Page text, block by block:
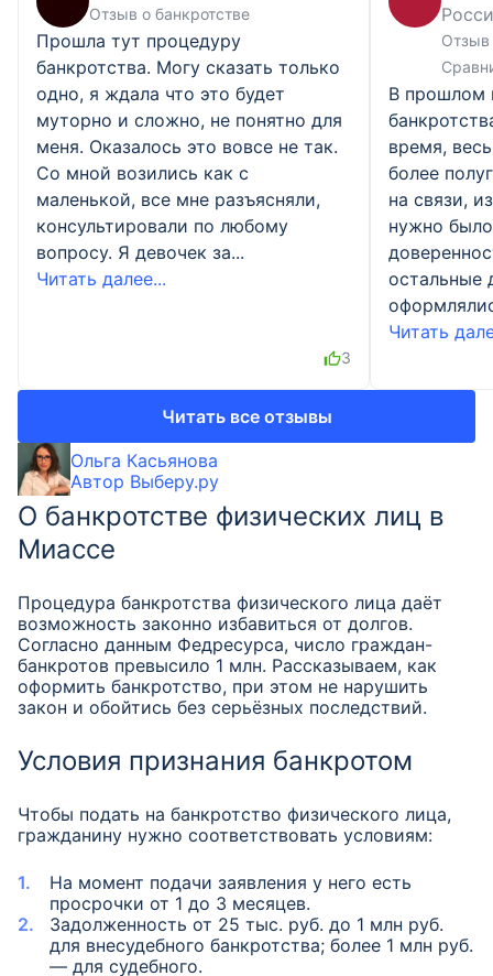
Отзыв о банкротстве
Прошла тут процедуру
банкротства. Могу сказать только
одно, я ждала что это будет
муторно и сложно, не понятно для
меня. Оказалось это вовсе не так.
Со мной возились как с
маленькой, все мне разъясняли,
консультировали по любому
вопросу. Я девочек за...
Читать далее...
3
Отзыв
В прошлом
время,
более
на связи,
нужно
остальные
Читать
Читать все отзывы
Ольга Касьянова
Автор Выберу.ру
О банкротстве физических лиц в
Миассе
Процедура банкротства физического лица даёт
возможность законно избавиться от долгов.
Согласно данным Федресурса, число граждан-
банкротов превысило 1 млн. Рассказываем, как
оформить банкротство, при этом не нарушить
закон и обойтись без серьёзных последствий.
Условия признания банкротом
Чтобы подать на банкротство физического лица,
гражданину нужно соответствовать условиям:
На момент подачи заявления у него есть
просрочки от 1 до 3 месяцев.
Задолженность от 25 тыс. руб. до 1 млн руб.
для внесудебного банкротства; более 1 млн руб.
— для судебного.